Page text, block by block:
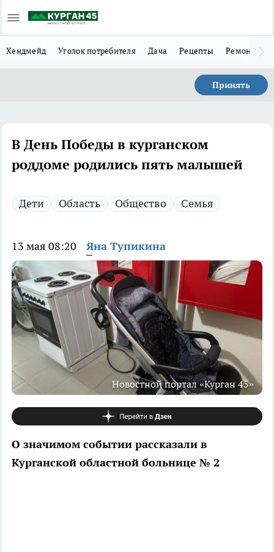
Хендмейд Уголок потребителя Дача Рецепты Ремонт
Принять
В День Победы в курганском
роддоме родились пять малышей
Дети Область Общество Семья
13 мая 08:20 Яна Тупикина
Новостной портал «Курган 45»
О значимом событии рассказали в
Курганской областной больнице № 2